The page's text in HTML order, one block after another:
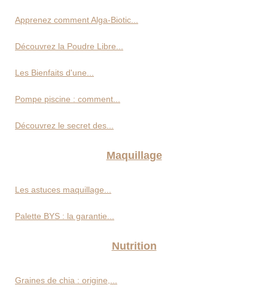
Apprenez comment Alga-Biotic...
Découvrez la Poudre Libre...
Les Bienfaits d'une...
Pompe piscine : comment...
Découvrez le secret des...
Maquillage
Les astuces maquillage...
Palette BYS : la garantie...
Nutrition
Graines de chia : origine,...